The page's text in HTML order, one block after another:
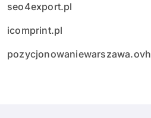
seo4export.pl
icomprint.pl
pozycjonowaniewarszawa.ovh